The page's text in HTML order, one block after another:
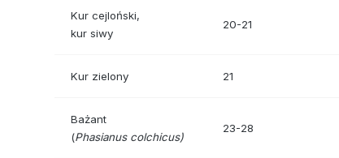
Kur cejloński,
kur siwy
20-21
Kur zielony 21
Bażant
(Phasianus colchicus)
23-28